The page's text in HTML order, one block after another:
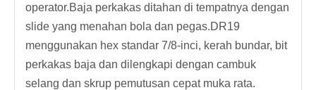
operator.Baja perkakas ditahan di tempatnya dengan
slide yang menahan bola dan pegas.DR19
menggunakan hex standar 7/8-inci, kerah bundar, bit
perkakas baja dan dilengkapi dengan cambuk
selang dan skrup pemutusan cepat muka rata.